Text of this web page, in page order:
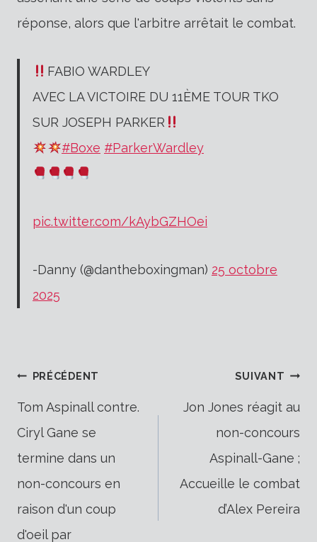
réponse, alors que l'arbitre arrêtait le combat.
FABIO WARDLEY
AVEC LA VICTOIRE DU 11ÈME TOUR TKO
SUR JOSEPH PARKER
#Boxe #ParkerWardley
pic.twitter.com/kAybGZHOei
-Danny (@dantheboxingman) 25 octobre
2025
Navigation
de
l’article
PRÉCÉDENT
Tom Aspinall contre.
Ciryl Gane se
termine dans un
non-concours en
raison d'un coup
d'oeil par
SUIVANT
Jon Jones réagit au
non-concours
Aspinall-Gane ;
Accueille le combat
d’Alex Pereira